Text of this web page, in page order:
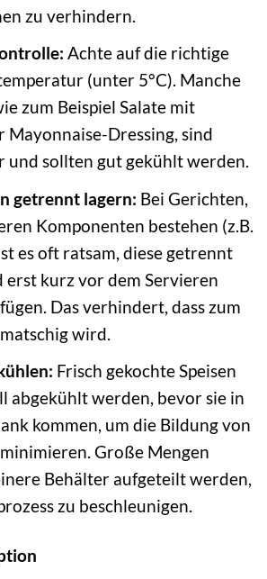
zu verhindern.
Achte auf die richtige
(unter 5°C). Manche
zum Beispiel Salate mit
Mayonnaise-Dressing, sind
und sollten gut gekühlt werden.
getrennt lagern: Bei Gerichten,
Komponenten bestehen (z.B.
es oft ratsam, diese getrennt
erst kurz vor dem Servieren
Das verhindert, dass zum
wird.
Frisch gekochte Speisen
abgekühlt werden, bevor sie in
kommen, um die Bildung von
Große Mengen
Behälter aufgeteilt werden,
zu beschleunigen.